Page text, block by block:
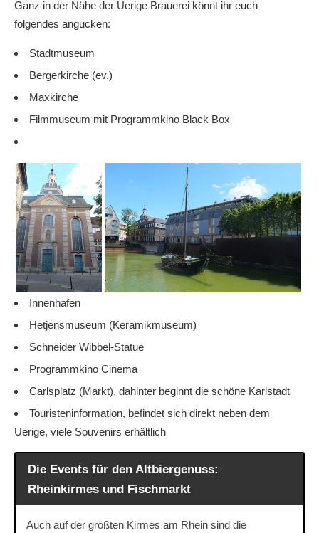
Ganz in der Nähe der Uerige Brauerei könnt ihr euch
folgendes angucken:
Stadtmuseum
Bergerkirche (ev.)
Maxkirche
Filmmuseum mit Programmkino Black Box
Innenhafen
Hetjensmuseum (Keramikmuseum)
Schneider Wibbel-Statue
Programmkino Cinema
Carlsplatz (Markt), dahinter beginnt die schöne Karlstadt
Touristeninformation, befindet sich direkt neben dem
Uerige, viele Souvenirs erhältlich
Die Events für den Altbiergenuss:
Rheinkirmes und Fischmarkt
Auch auf der größten Kirmes am Rhein sind die